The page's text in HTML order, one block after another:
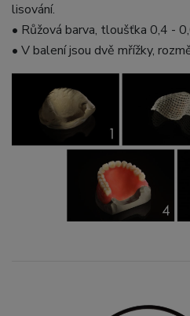
lisování.
• Růžová barva, tloušťka 0,4 -
• V balení jsou dvě mřížky,